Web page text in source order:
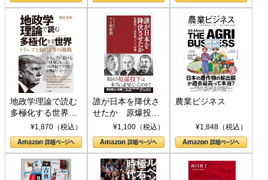
地政学理論で読む
多極化する世界：
トランプとBRICS
の挑戦
¥1,870（税込）
誰が日本を降伏さ
せたか 原爆投
下、ソ連参戦、そ
して聖断 (PHP新
書)
¥1,100（税込）
農業ビジネス
¥1,848（税込）